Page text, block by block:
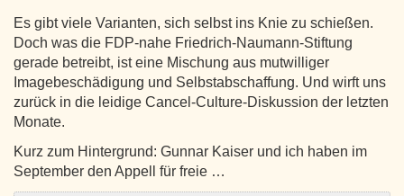
Es gibt viele Varianten, sich selbst ins Knie zu schießen.
Doch was die FDP-nahe Friedrich-Naumann-Stiftung
gerade betreibt, ist eine Mischung aus mutwilliger
Imagebeschädigung und Selbstabschaffung. Und wirft uns
zurück in die leidige Cancel-Culture-Diskussion der letzten
Monate.
Kurz zum Hintergrund: Gunnar Kaiser und ich haben im
September den Appell für freie …